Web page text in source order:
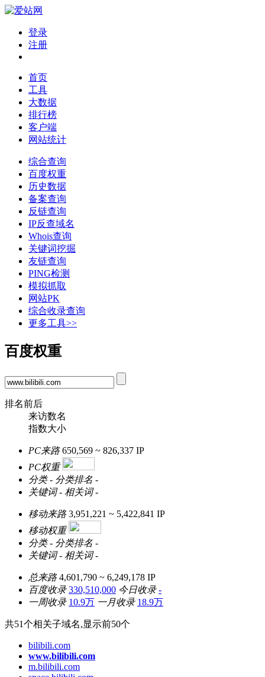
登录
注册
首页
工具
大数据
排行榜
客户端
网站统计
综合查询
百度权重
历史数据
备案查询
反链查询
IP反查域名
Whois查询
关键词挖掘
友链查询
PING检测
模拟抓取
网站PK
综合收录查询
更多工具>>
百度权重
排名前后
来访数名
指数大小
PC来路 650,569 ~ 826,337 IP
PC权重
分类 - 分类排名 -
关键词 - 相关词 -
移动来路 3,951,221 ~ 5,422,841 IP
移动权重
分类 - 分类排名 -
关键词 - 相关词 -
总来路 4,601,790 ~ 6,249,178 IP
百度收录 330,510,000 今日收录 -
一周收录 10.9万 一月收录 18.9万
共51个相关子域名,显示前50个
bilibili.com
www.bilibili.com
m.bilibili.com